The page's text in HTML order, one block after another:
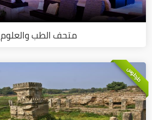
متحف الطب والعلوم
طرطوس